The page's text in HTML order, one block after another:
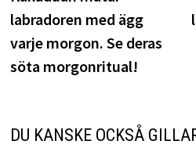
labradoren med ägg
varje morgon. Se deras
söta morgonritual!
DU KANSKE OCKSÅ